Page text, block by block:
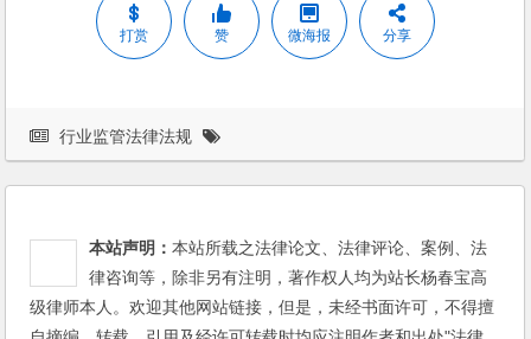
打赏 赞 微海报 分享
行业监管法律法规
本站声明：本站所载之法律论文、法律评论、案例、法
律咨询等，除非另有注明，著作权人均为站长杨春宝高
级律师本人。欢迎其他网站链接，但是，未经书面许可，不得擅